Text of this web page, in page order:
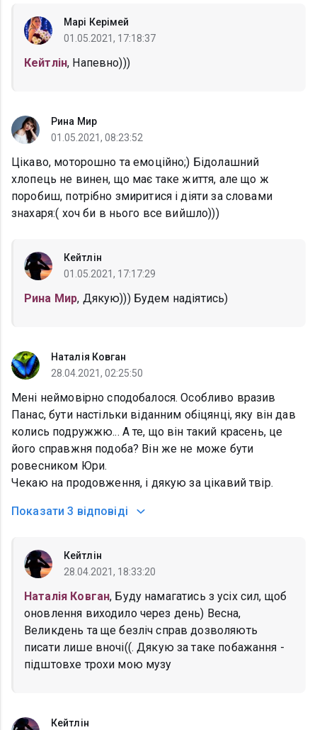
Марі Керімей
01.05.2021, 17:18:37
Кейтлін, Напевно)))
Рина Мир
01.05.2021, 08:23:52
Цікаво, моторошно та емоційно;) Бідолашний
хлопець не винен, що має таке життя, але що ж
поробиш, потрібно змиритися і діяти за словами
знахаря:( хоч би в нього все вийшло)))
Кейтлін
01.05.2021, 17:17:29
Рина Мир, Дякую))) Будем надіятись)
Наталія Ковган
28.04.2021, 02:25:50
Мені неймовірно сподобалося. Особливо вразив
Панас, бути настільки віданним обіцянці, яку він дав
колись подружжю... А те, що він такий красень, це
його справжня подоба? Він же не може бути
ровесником Юри.
Чекаю на продовження, і дякую за цікавий твір.
Показати 3 відповіді
Кейтлін
28.04.2021, 18:33:20
Наталія Ковган, Буду намагатись з усіх сил, щоб
оновлення виходило через день) Весна,
Великдень та ще безліч справ дозволяють
писати лише вночі((. Дякую за таке побажання -
підштовхе трохи мою музу
Кейтлін